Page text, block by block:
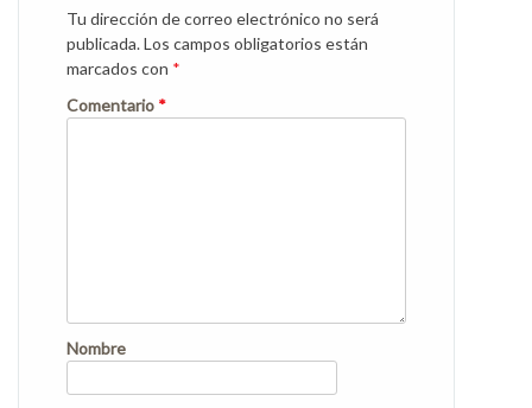
Tu dirección de correo electrónico no será
publicada.Los campos obligatorios están
marcados con *
Comentario *
Nombre